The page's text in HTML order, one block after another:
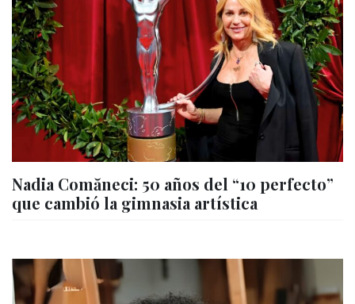
Nadia Comăneci: 50 años del “10 perfecto”
que cambió la gimnasia artística